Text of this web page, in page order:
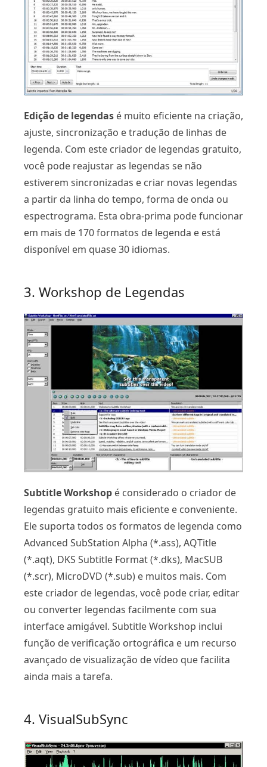
Edição de legendas é muito eficiente na criação,
ajuste, sincronização e tradução de linhas de
legenda. Com este criador de legendas gratuito,
você pode reajustar as legendas se não
estiverem sincronizadas e criar novas legendas
a partir da linha do tempo, forma de onda ou
espectrograma. Esta obra-prima pode funcionar
em mais de 170 formatos de legenda e está
disponível em quase 30 idiomas.
3. Workshop de Legendas
Subtitle Workshop é considerado o criador de
legendas gratuito mais eficiente e conveniente.
Ele suporta todos os formatos de legenda como
Advanced SubStation Alpha (*.ass), AQTitle
(*.aqt), DKS Subtitle Format (*.dks), MacSUB
(*.scr), MicroDVD (*.sub) e muitos mais. Com
este criador de legendas, você pode criar, editar
ou converter legendas facilmente com sua
interface amigável. Subtitle Workshop inclui
função de verificação ortográfica e um recurso
avançado de visualização de vídeo que facilita
ainda mais a tarefa.
4. VisualSubSync